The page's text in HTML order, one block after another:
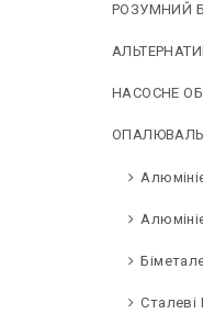
РОЗУМНИЙ
НAСОСНЕ
Сталеві